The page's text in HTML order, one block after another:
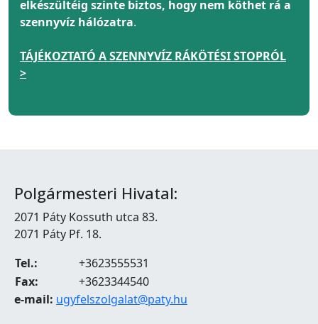
elkészültéig szinte biztos, hogy nem köthet rá a
szennyvíz hálózatra.
TÁJÉKOZTATÓ A SZENNYVÍZ RÁKÖTÉSI STOPRÓL
>
Polgármesteri Hivatal:
2071 Páty Kossuth utca 83.
2071 Páty Pf. 18.
Tel.:
+3623555531
Fax:
+3623344540
e-mail: ugyfelszolgalat@paty.hu